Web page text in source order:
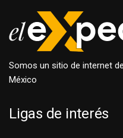
Somos un sitio de internet
México
Ligas de interés